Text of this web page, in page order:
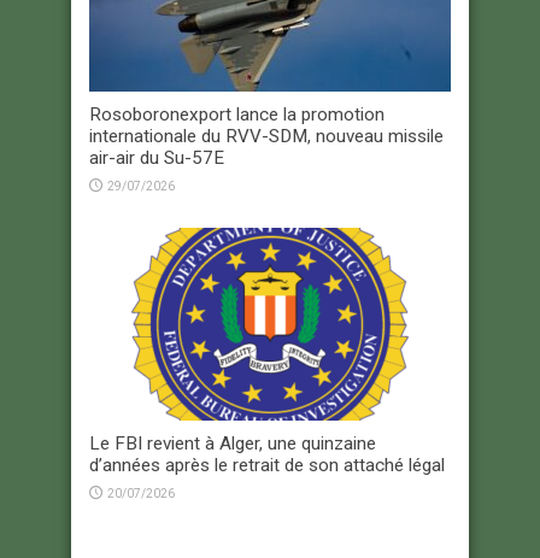
Rosoboronexport lance la promotion
internationale du RVV-SDM, nouveau missile
air-air du Su-57E
29/07/2026
Le FBI revient à Alger, une quinzaine
d’années après le retrait de son attaché légal
20/07/2026